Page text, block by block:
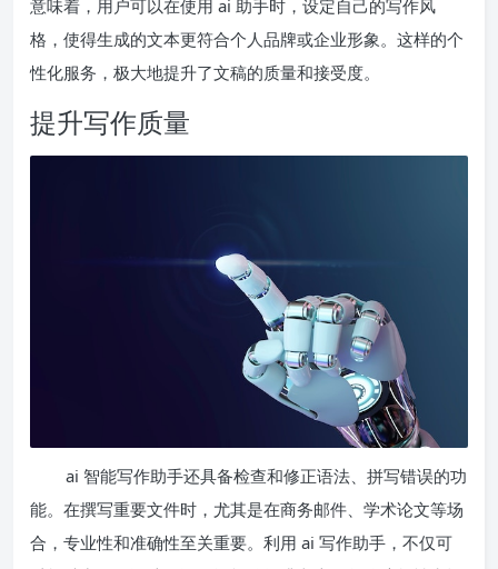
意味着，用户可以在使用 ai 助手时，设定自己的写作风
格，使得生成的文本更符合个人品牌或企业形象。这样的个
性化服务，极大地提升了文稿的质量和接受度。
提升写作质量
ai 智能写作助手还具备检查和修正语法、拼写错误的功
能。在撰写重要文件时，尤其是在商务邮件、学术论文等场
合，专业性和准确性至关重要。利用 ai 写作助手，不仅可